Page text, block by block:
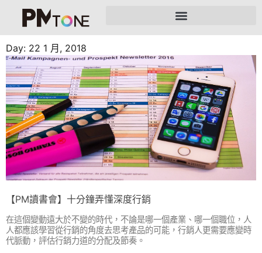
Day: 22 1 月, 2018
【PM讀書會】十分鐘弄懂深度行銷
在這個變動遠大於不變的時代，不論是哪一個產業、哪一個職位，人
人都應該學習從行銷的角度去思考產品的可能，行銷人更需要應變時
代脈動，評估行銷力道的分配及節奏。